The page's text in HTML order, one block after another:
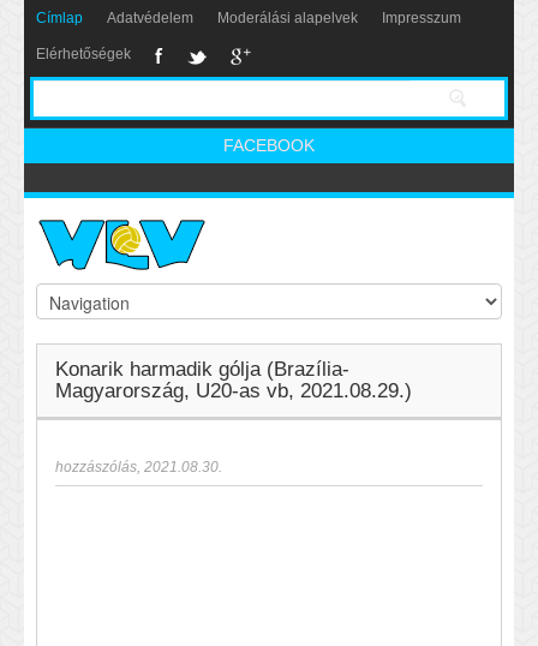
Címlap Adatvédelem Moderálási alapelvek Impresszum
Elérhetőségek
FACEBOOK
Konarik harmadik gólja (Brazília-
Magyarország, U20-as vb, 2021.08.29.)
hozzászólás, 2021.08.30.